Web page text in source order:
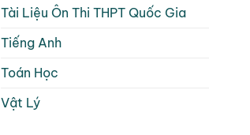
Tài Liệu Ôn Thi THPT Quốc Gia
Tiếng Anh
Toán Học
Vật Lý